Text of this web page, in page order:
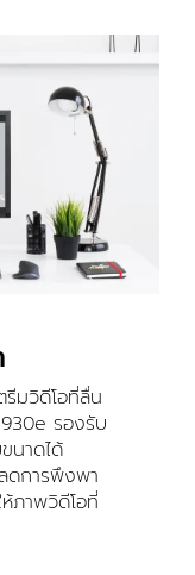
มวิดีโอที่ลื่น
รองรับ
นาดได้
ดการพึงพา
ภาพวิดีโอที่